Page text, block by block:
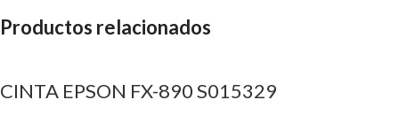
Productos relacionados
CINTA EPSON FX-890 S015329